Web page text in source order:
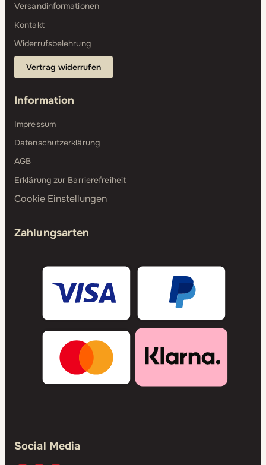
Versandinformationen
Kontakt
Widerrufsbelehrung
Vertrag widerrufen
Information
Impressum
Datenschutzerklärung
AGB
Erklärung zur Barrierefreiheit
Cookie Einstellungen
Zahlungsarten
Social Media